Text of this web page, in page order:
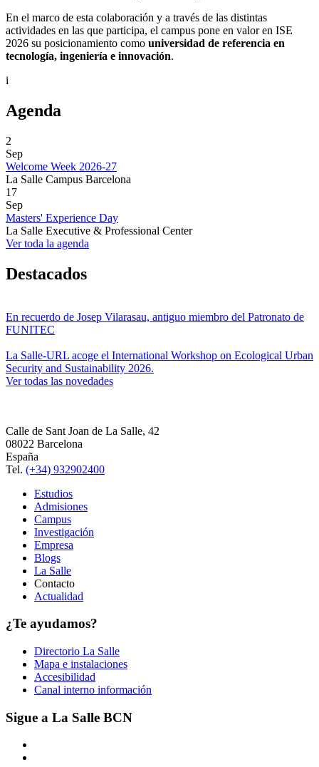
En el marco de esta colaboración y a través de las distintas
actividades en las que participa, el campus pone en valor en ISE
2026 su posicionamiento como universidad de referencia en
tecnología, ingeniería e innovación.
i
Agenda
2
Sep
Welcome Week 2026-27
La Salle Campus Barcelona
17
Sep
Masters' Experience Day
La Salle Executive & Professional Center
Ver toda la agenda
Destacados
En recuerdo de Josep Vilarasau, antiguo miembro del Patronato de
FUNITEC
La Salle-URL acoge el International Workshop on Ecological Urban
Security and Sustainability 2026.
Ver todas las novedades
Calle de Sant Joan de La Salle, 42
08022 Barcelona
España
Tel. (+34) 932902400
Estudios
Admisiones
Campus
Investigación
Empresa
Blogs
La Salle
Contacto
Actualidad
¿Te ayudamos?
Directorio La Salle
Mapa e instalaciones
Accesibilidad
Canal interno información
Sigue a La Salle BCN